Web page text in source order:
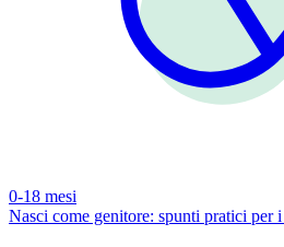
0-18 mesi
Nasci come genitore: spunti pratici per